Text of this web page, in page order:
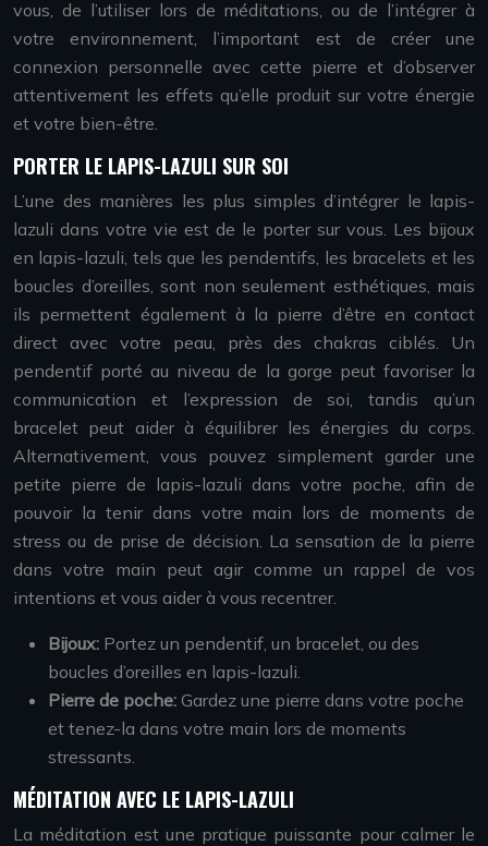
vous, de l’utiliser lors de méditations, ou de l’intégrer à
votre environnement, l’important est de créer une
connexion personnelle avec cette pierre et d’observer
attentivement les effets qu’elle produit sur votre énergie
et votre bien-être.
PORTER LE LAPIS-LAZULI SUR SOI
L’une des manières les plus simples d’intégrer le lapis-
lazuli dans votre vie est de le porter sur vous. Les bijoux
en lapis-lazuli, tels que les pendentifs, les bracelets et les
boucles d’oreilles, sont non seulement esthétiques, mais
ils permettent également à la pierre d’être en contact
direct avec votre peau, près des chakras ciblés. Un
pendentif porté au niveau de la gorge peut favoriser la
communication et l’expression de soi, tandis qu’un
bracelet peut aider à équilibrer les énergies du corps.
Alternativement, vous pouvez simplement garder une
petite pierre de lapis-lazuli dans votre poche, afin de
pouvoir la tenir dans votre main lors de moments de
stress ou de prise de décision. La sensation de la pierre
dans votre main peut agir comme un rappel de vos
intentions et vous aider à vous recentrer.
Bijoux: Portez un pendentif, un bracelet, ou des
boucles d’oreilles en lapis-lazuli.
Pierre de poche: Gardez une pierre dans votre poche
et tenez-la dans votre main lors de moments
stressants.
MÉDITATION AVEC LE LAPIS-LAZULI
La méditation est une pratique puissante pour calmer le